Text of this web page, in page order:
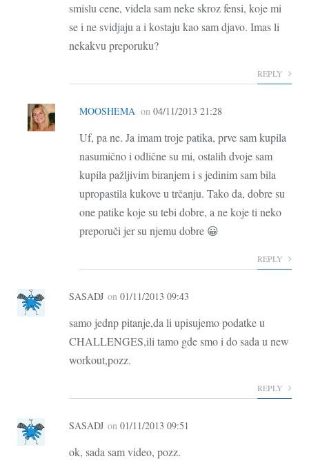
smislu cene, videla sam neke skroz fensi, koje mi
se i ne svidjaju a i kostaju kao sam djavo. Imas li
nekakvu preporuku?
REPLY
MOOSHEMA on 04/11/2013 21:28
Uf, pa ne. Ja imam troje patika, prve sam kupila
nasumično i odlične su mi, ostalih dvoje sam
kupila pažljivim biranjem i s jedinim sam bila
upropastila kukove u trčanju. Tako da, dobre su
one patike koje su tebi dobre, a ne koje ti neko
preporuči jer su njemu dobre 😀
REPLY
SASADJ on 01/11/2013 09:43
samo jednp pitanje,da li upisujemo podatke u
CHALLENGES,ili tamo gde smo i do sada u new
workout,pozz.
REPLY
SASADJ on 01/11/2013 09:51
ok, sada sam video, pozz.